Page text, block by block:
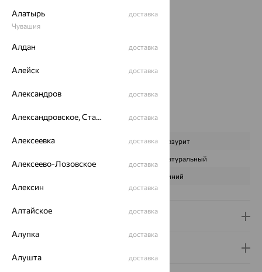
Металл:Серебро
Проба:925
Страна происхождения:
Коллекции:
Вес металла:
Характеристика вставки:
ВИД КАМНЯ Лазурит
Натуральный
Синий
Доставка и оплата
Алатырь
Чувашия
доставка
Алдан доставка
Алейск доставка
Александров доставка
Александровское, Ставропольский край доставка
Алексеевка доставка
Алексеево-Лозовское доставка
Алексин доставка
Алтайское доставка
Алупка доставка
Алушта доставка